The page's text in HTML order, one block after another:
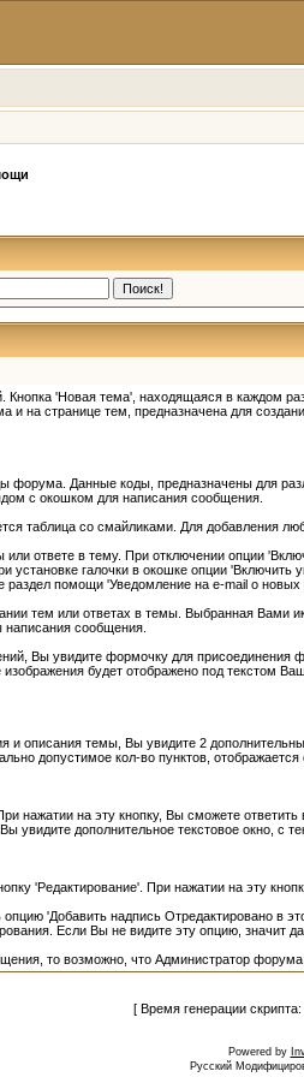
'Новая тема', находящаяся в каждом
на странице тем, предназначена для
форума. Данные коды, предназначены для
с окошком для написания сообщения.
таблица со смайликами. Для добавления
ответе в тему. При отключении опции
галочки в окошке опции
помощи 'Уведомление на e-mail о новых
тем или ответах в темы. Выбранная Вами
сообщения.
Вы увидите формочку для
будет отображено под текстом
и описания темы, Вы увидите 2
допустимое кол-во пунктов, отображается
нажатии на эту кнопку, Вы сможете
увидите дополнительное текстовое окно,
'Редактирование'. При нажатии на эту
'Добавить надпись Отредактировано
Если Вы не видите эту опцию, значит
то возможно, что Администратор
[ Время генерации
Powered by
Русский